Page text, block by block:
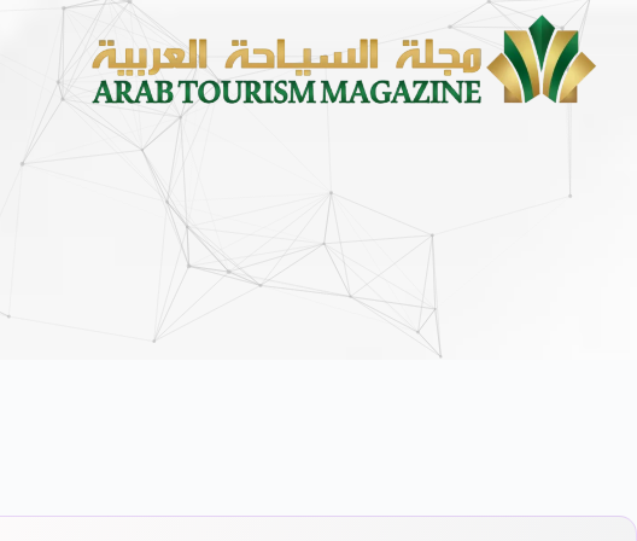
الشؤون الإسلامية” تكمل استعداداتها لاستقبال الدفعة الثانية من برنامج ضيوف